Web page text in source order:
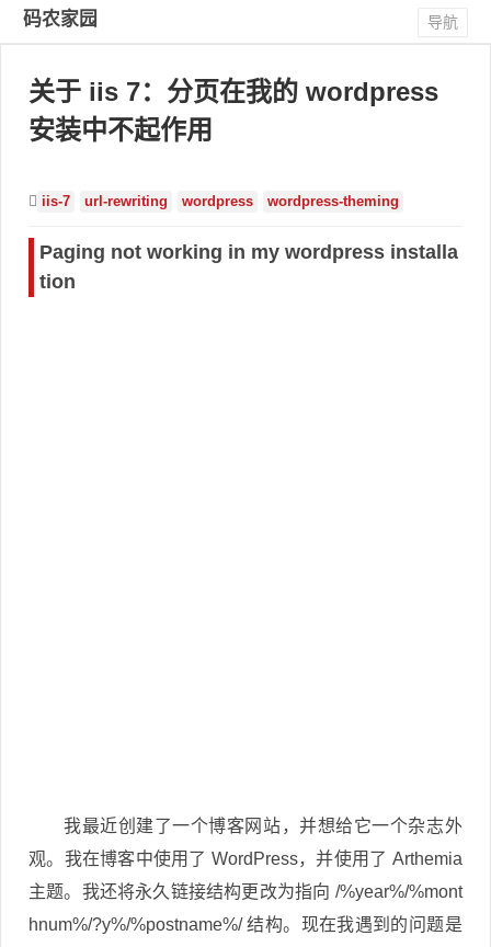
码农家园 导航
关于 iis 7：分页在我的 wordpress
安装中不起作用
iis-7 url-rewriting wordpress wordpress-theming
Paging not working in my wordpress installa
tion
我最近创建了一个博客网站，并想给它一个杂志外
观。我在博客中使用了 WordPress，并使用了 Arthemia
主题。我还将永久链接结构更改为指向 /%year%/%mont
hnum%/?y%/%postname%/ 结构。现在我遇到的问题是